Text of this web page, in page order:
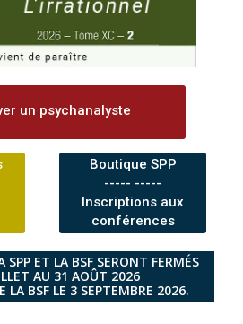
un psychanalyste
Boutique SPP
----- -----
Inscriptions aux
conférences
SPP ET LA BSF SERONT FERMÉS
AU 31 AOÛT 2026
LA BSF LE 3 SEPTEMBRE 2026.